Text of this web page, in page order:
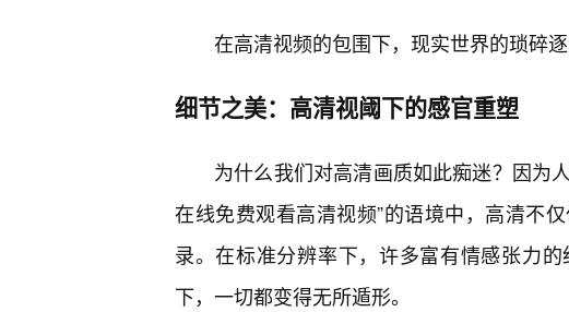
在高清视频的包围下，现实世界的琐碎
细节之美：高清视阈下的感官重塑
为什么我们对高清画质如此痴迷？因为
在线免费观看高清视频”的语境中，高清不
录。在标准分辨率下，许多富有情感张力
下，一切都变得无所遁形。